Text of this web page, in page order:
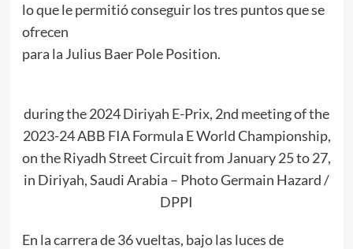
lo que le permitió conseguir los tres puntos que se
ofrecen
para la Julius Baer Pole Position.
during the 2024 Diriyah E-Prix, 2nd meeting of the
2023-24 ABB FIA Formula E World Championship,
on the Riyadh Street Circuit from January 25 to 27,
in Diriyah, Saudi Arabia – Photo Germain Hazard /
DPPI
En la carrera de 36 vueltas, bajo las luces de